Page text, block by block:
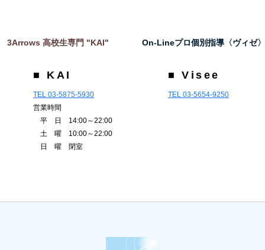
3Arrows 高校生専門 "KAI"
■ KAI
TEL 03-5875-5930
営業時間
平 日 14:00～22:00
土 曜 10:00～22:00
日 曜 閉室
On-Lineプロ個別指導〈ヴィゼ〉
■ Visee
TEL 03-5654-9250